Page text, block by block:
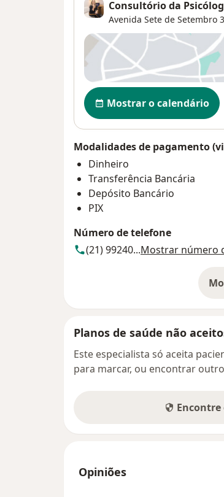
Consultório da
Avenida Sete de Setembro
Disponibilidade
Mostrar o calendário
Modalidades de pagamento
Dinheiro
Transferência Bancária
Depósito Bancário
PIX
Número de telefone
(21) 99240...Mostrar número
Planos de saúde não
Este especialista só aceita
para marcar, ou encontrar
Opiniões